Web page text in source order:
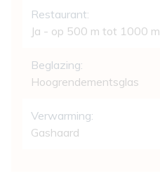
Restaurant:
Ja - op 500 m tot 1000 m
Beglazing:
Hoogrendementsglas
Verwarming:
Gashaard